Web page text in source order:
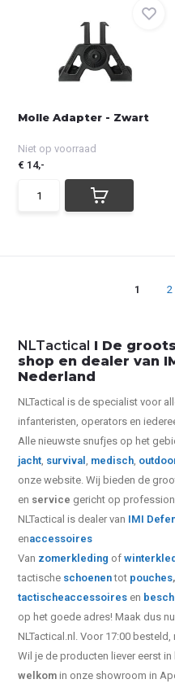
Molle Adapter - Zwart
Niet op voorraad
€ 14,-
1 2
NLTactical I De
shop en dealer van
Nederland
NLTactical is de specialist voor
infanteristen, operators en
Alle nieuwste snufjes op het
jacht, survival, medisch,
onze website.Wij bieden de
en service gericht op
NLTactical is dealer van IMI
enaccessoires
Van zomerkleding of
tactische schoenentot pouches,
tactischeaccessoires en
op het goede adres! Maak dus
NLTactical.nl. Voor 17:00
Wil je de producten liever eerst
welkom in onze showroom in